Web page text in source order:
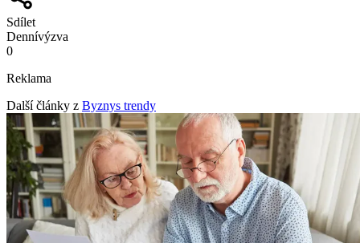
Sdílet
Dennívýzva
0
Reklama
Další články z Byznys trendy